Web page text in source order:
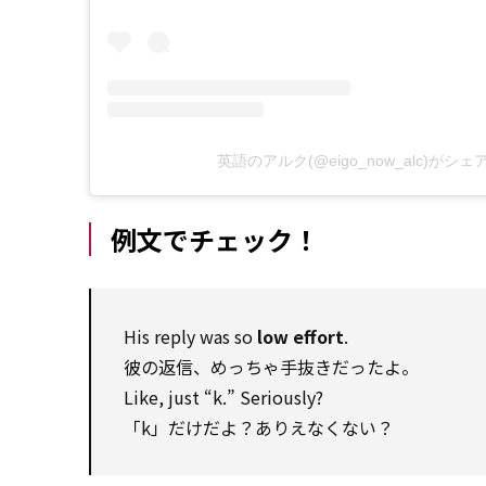
英語のアルク(@eigo_now_alc)がシェ
例文でチェック！
His reply was so low effort.
彼の返信、めっちゃ手抜きだったよ。
Like, just “k.” Seriously?
「k」だけだよ？ありえなくない？